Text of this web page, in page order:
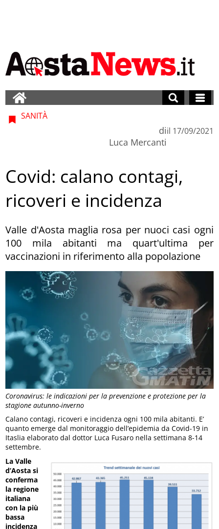
Coronavirus: le indicazioni per la prevenzione e protezione per la
stagione autunno-inverno
SANITÀ
di
Luca Mercanti
il 17/09/2021
Covid: calano contagi,
ricoveri e incidenza
Valle d'Aosta maglia rosa per nuoci casi ogni
100 mila abitanti ma quart'ultima per
vaccinazioni in riferimento alla popolazione
Calano contagi, ricoveri e incidenza ogni 100 mila abitanti. E’
quanto emerge dal monitoraggio dell’epidemia da Covid-19 in
Itaslia elaborato dal dottor Luca Fusaro nella settimana 8-14
settembre.
La Valle
d’Aosta si
conferma
la regione
italiana
con la più
bassa
incidenza